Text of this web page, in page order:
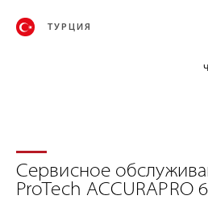
ТУРЦИЯ
Сервисное
ProTech ACCURAPRO